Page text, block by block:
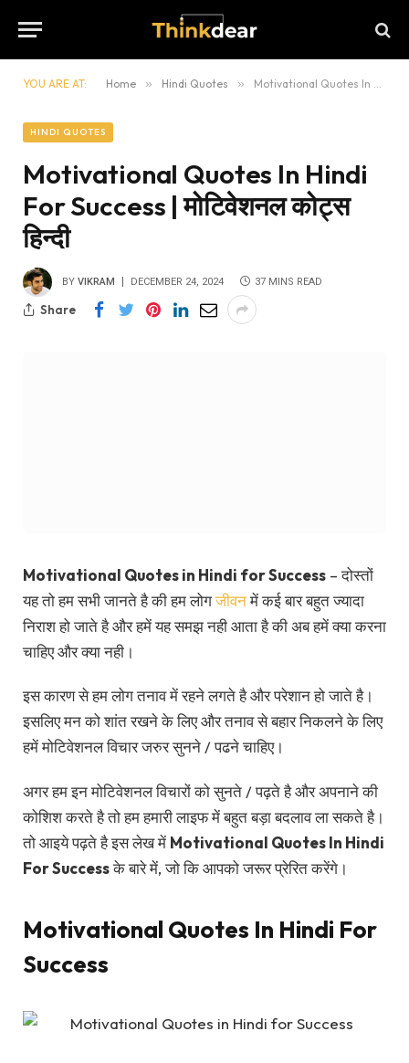
YOU ARE AT: Home » Hindi Quotes » Motivational Quotes In Hindi For Success | मोटिवेशनल कोट्स हिन्दी
HINDI QUOTES
Motivational Quotes In Hindi
For Success | मोटिवेशनल कोट्स
हिन्दी
BY VIKRAM DECEMBER 24, 2024 37 MINS READ
Share
Motivational Quotes in Hindi for Success – दोस्तों
यह तो हम सभी जानते है की हम लोगजीवनमें कई बार बहुत ज्यादा
निराश हो जाते है और हमें यह समझ नही आता है की अब हमें क्या करना
चाहिए और क्या नही।
इस कारण से हम लोग तनाव में रहने लगते है और परेशान हो जाते है।
इसलिए मन को शांत रखने के लिए और तनाव से बहार निकलने के लिए
हमें मोटिवेशनल विचार जरुर सुनने / पढने चाहिए।
अगर हम इन मोटिवेशनल विचारों को सुनते / पढ़ते है और अपनाने की
कोशिश करते है तो हम हमारी लाइफ में बहुत बड़ा बदलाव ला सकते है।
तो आइये पढ़ते है इस लेख में Motivational Quotes In Hindi
For Successके बारे में, जो कि आपको जरूर प्रेरित करेंगे।
Motivational Quotes In Hindi For
Success